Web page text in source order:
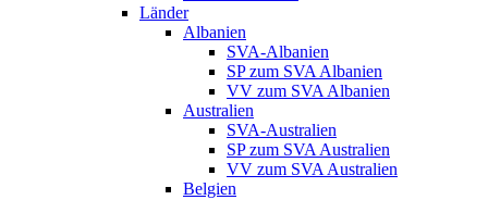
Länder
Albanien
SVA-Albanien
SP zum SVA Albanien
VV zum SVA Albanien
Australien
SVA-Australien
SP zum SVA Australien
VV zum SVA Australien
Belgien